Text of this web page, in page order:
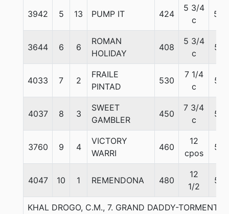
3942 5 13 PUMP IT 424
5 3/4
c
57.
3644 6 6
ROMAN
HOLIDAY
408
5 3/4
c
56
4033 7 2
FRAILE
PINTAD
530
7 1/4
c
56
4037 8 3
SWEET
GAMBLER
450
7 3/4
c
56
3760 9 4
VICTORY
WARRI
460
12
cpos
56
4047 10 1 REMENDONA 480
12
1/2
56
KHAL DROGO, C.M., 7. GRAND DADDY-TORMENTA